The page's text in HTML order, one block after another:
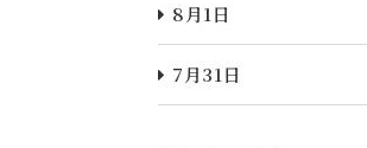
8月1日
7月31日